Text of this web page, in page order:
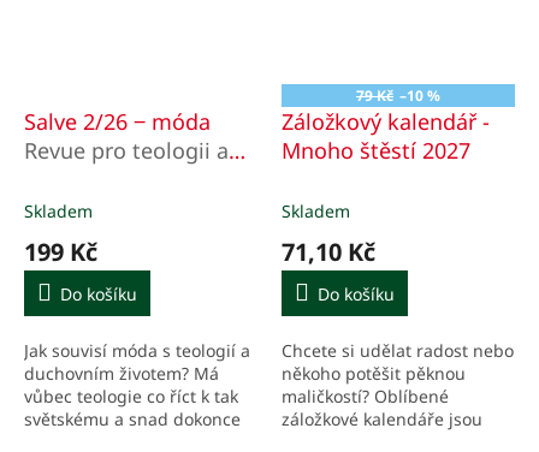
Salve 2/26 ‒ móda
Revue pro teologii a
Skladem
199 Kč
Do košíku
Jak souvisí móda s teologií a
duchovním životem? Má
vůbec teologie co říct k tak
světskému a snad dokonce
79 Kč –10 %
Záložkový kalendář -
Mnoho štěstí 2027
Skladem
71,10 Kč
Do košíku
Chcete si udělat radost nebo
někoho potěšit pěknou
maličkostí? Oblíbené
záložkové kalendáře jsou